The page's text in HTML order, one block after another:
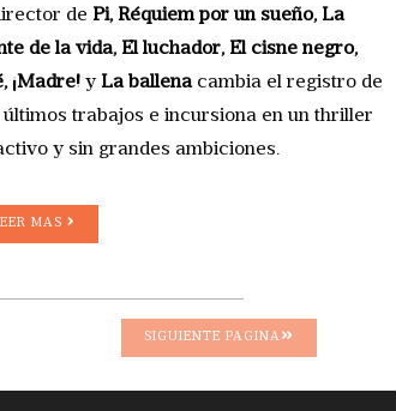
de Pi, Réquiem por un sueño, La
de la vida, El luchador, El cisne negro,
¡Madre! y La ballenacambia el registro de
últimos trabajos e incursiona en un thriller
y sin grandes ambiciones.
MAS
SIGUIENTE PAGINA